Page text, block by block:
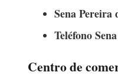
Sena Pereira
Teléfono
Centro de